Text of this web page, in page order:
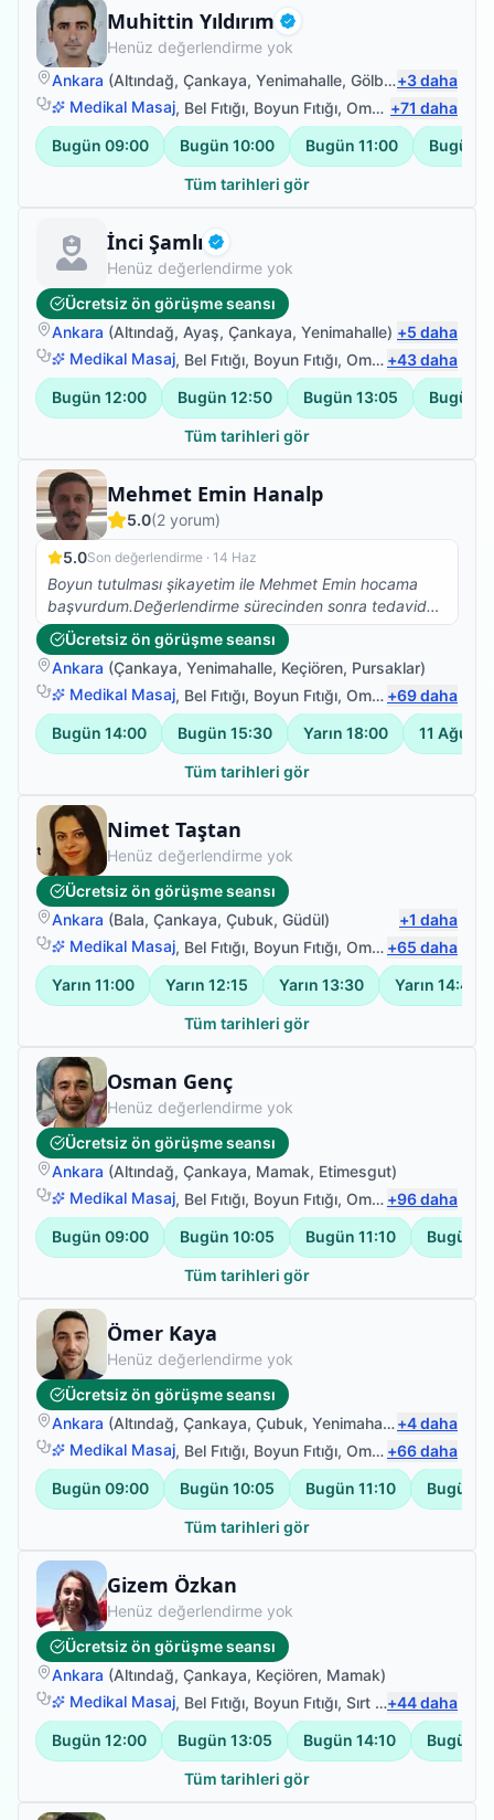
Muhittin Yıldırım Doğrulanmış
Fizyoterapist
Henüz değerlendirme yok
Ankara (Altındağ, Çankaya, Yenimahalle, Gölbaşı )
+3daha
Medikal Masaj, Bel Fıtığı, Boyun Fıtığı, Omuz Bağ Yaralanması +71 daha
Bugün 09:00 Bugün 10:00 Bugün 11:00 Bugün
Tüm tarihleri gör
İnci Şamlı Doğrulanmış
Fizyoterapist
Henüz değerlendirme yok
Ücretsiz ön görüşme seansı
Ankara (Altındağ, Ayaş, Çankaya, Yenimahalle) +5 daha
Medikal Masaj, Bel Fıtığı, Boyun Fıtığı, Omuz Bağ Yaralanması +43daha
Bugün 12:00 Bugün 12:50 Bugün 13:05 Bugün
Tüm tarihleri gör
Mehmet Emin Hanalp
Fizyoterapist
5.0(2 yorum)
5.0Son değerlendirme · 14 Haz
Boyun tutulması şikayetim ile Mehmet Emin hocama
başvurdum.Değerlendirme sürecinden sonra tedavide
uyguladığı graston masaj,manuel terapi,bantlama ve
egzersiz uygulamaları ile çok rahatladım.Kendisine çok
teşekkür ediyorum,güvenle gidebilirsiniz.
Ücretsiz ön görüşme seansı
Ankara (Çankaya, Yenimahalle, Keçiören, Pursaklar)
Medikal Masaj, Bel Fıtığı, Boyun Fıtığı, Omuz Bağ Yaralanması +69daha
Bugün 14:00 Bugün 15:30 Yarın 18:00 11
Tüm tarihleri gör
Nimet Taştan
Fizyoterapist
Henüz değerlendirme yok
Ücretsiz ön görüşme seansı
Ankara (Bala, Çankaya, Çubuk, Güdül) +1 daha
Medikal Masaj, Bel Fıtığı, Boyun Fıtığı, Omuz Bağ Yaralanması +65 daha
Yarın 11:00 Yarın 12:15 Yarın 13:30 Yarın 14:45
Tüm tarihleri gör
Osman Genç
Fizyoterapist
Henüz değerlendirme yok
Ücretsiz ön görüşme seansı
Ankara (Altındağ, Çankaya, Mamak, Etimesgut)
Medikal Masaj, Bel Fıtığı, Boyun Fıtığı, Omuz Bağ Yaralanması +96daha
Bugün 09:00 Bugün 10:05 Bugün 11:10 Bugün
Tüm tarihleri gör
Ömer Kaya
Fizyoterapist
Henüz değerlendirme yok
Ücretsiz ön görüşme seansı
Ankara (Altındağ, Çankaya, Çubuk, Yenimahalle )
+4daha
Medikal Masaj, Bel Fıtığı, Boyun Fıtığı, Omuz Bağ Yaralanması +66daha
Bugün 09:00 Bugün 10:05 Bugün 11:10 Bugün
Tüm tarihleri gör
Gizem Özkan
Fizyoterapist
Henüz değerlendirme yok
Ücretsiz ön görüşme seansı
Ankara (Altındağ, Çankaya, Keçiören, Mamak)
Medikal Masaj, Bel Fıtığı, Boyun Fıtığı, Sırt Ağrısı +44daha
Bugün 12:00 Bugün 13:05 Bugün 14:10 Bugün
Tüm tarihleri gör